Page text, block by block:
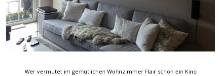
Wer vermutet im gemütlichen Wohnzimmer Flair schon ein Kino